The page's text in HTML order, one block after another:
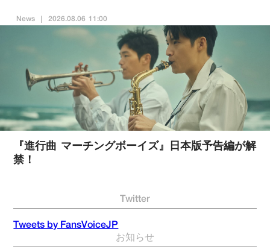
News 2026.08.06 11:00
『進行曲 マーチングボーイズ』日本版予告編が解
禁！
Twitter
Tweets by FansVoiceJP
お知らせ